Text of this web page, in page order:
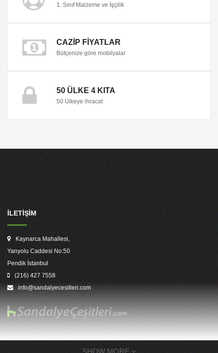
1. Sınıf Malzeme ve İşçilik
CAZIP FIYATLAR
Bütçenize göre mobilyalar
50 ÜLKE 4 KITA
50 Ülkeye ihracat
İLETİŞİM
Kaynarca Mahallesi,
Yanyolu Caddesi No:50
Pendik İstanbul
(216) 427 7558
info@sandalyecesitleri.com
SHOW MORE